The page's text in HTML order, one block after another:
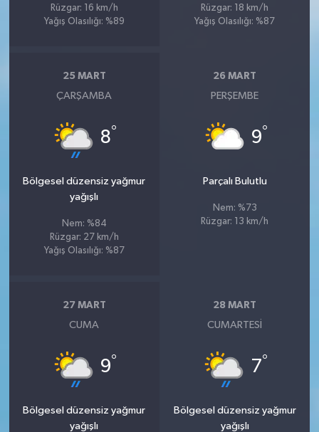
Rüzgar: 16 km/h
Yağış Olasılığı: %89
Rüzgar: 18 km/h
Yağış Olasılığı: %87
25 MART
ÇARŞAMBA
8°
Bölgesel düzensiz yağmur
yağışlı
Nem: %84
Rüzgar: 27 km/h
Yağış Olasılığı: %87
26 MART
PERŞEMBE
9°
Parçalı Bulutlu
Nem: %73
Rüzgar: 13 km/h
27 MART
CUMA
9°
Bölgesel düzensiz yağmur
yağışlı
28 MART
CUMARTESI
7°
Bölgesel düzensiz yağmur
yağışlı